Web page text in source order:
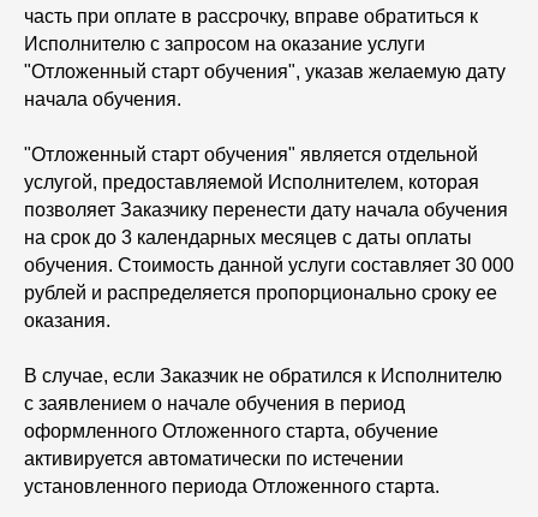
часть при оплате в рассрочку, вправе обратиться к
Исполнителю с запросом на оказание услуги
"Отложенный старт обучения", указав желаемую дату
начала обучения.
"Отложенный старт обучения" является отдельной
услугой, предоставляемой Исполнителем, которая
позволяет Заказчику перенести дату начала обучения
на срок до 3 календарных месяцев с даты оплаты
обучения. Стоимость данной услуги составляет 30 000
рублей и распределяется пропорционально сроку ее
оказания.
В случае, если Заказчик не обратился к Исполнителю
с заявлением о начале обучения в период
оформленного Отложенного старта, обучение
активируется автоматически по истечении
установленного периода Отложенного старта.